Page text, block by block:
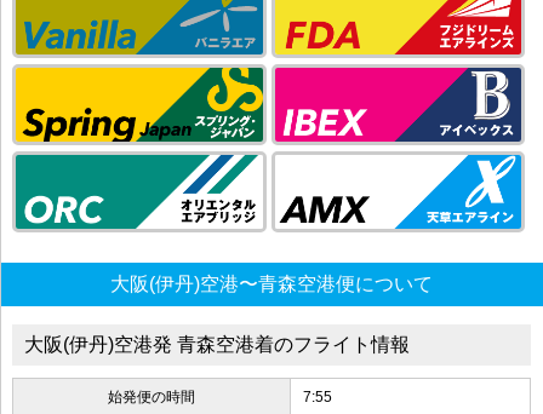
大阪(伊丹)空港〜青森空港便について
大阪(伊丹)空港発 青森空港着のフライト情報
始発便の時間 7:55